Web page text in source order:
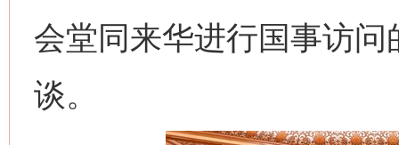
会堂同来华进行国事访
谈。